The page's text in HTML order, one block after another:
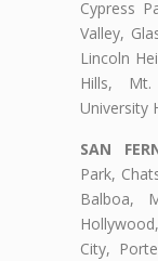
Cypress
Valley,
Lincoln
Hills, Mt.
University
SAN
Park,
Balboa,
City,